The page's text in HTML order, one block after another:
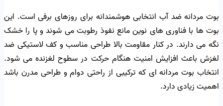
بوت مردانه ضد آب انتخابی هوشمندانه برای روزهای برفی است. این
بوت ها با فناوری های نوین مانع نفوذ رطوبت می شوند و پا را خشک
نگه می دارند. در کنار مقاومت بالا طراحی مناسب و کف لاستیکی ضد
لغزش باعث افزایش امنیت هنگام حرکت در سطوح لغزنده می شود.
انتخاب بوت مردانه ای که ترکیبی از راحتی دوام و طراحی مدرن باشد
اهمیت زیادی دارد.